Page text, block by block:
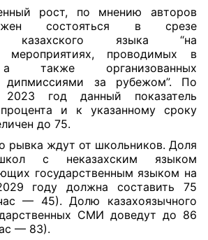
рост, по мнению авторов
состояться в срезе
казахского языка “на
мероприятиях, проводимых в
а также организованных
дипмиссиями за рубежом”. По
год данный показатель
и к указанному сроку
до 75.
рывка ждут от школьников. Доля
с неказахским языком
государственным языком на
году должна составить 75
— 45). Долю казахоязычного
СМИ доведут до 86
— 83).